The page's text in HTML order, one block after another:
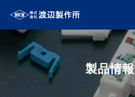
製品情報